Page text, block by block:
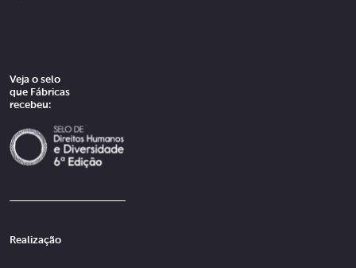
Veja o selo
que Fábricas
recebeu:
Realização